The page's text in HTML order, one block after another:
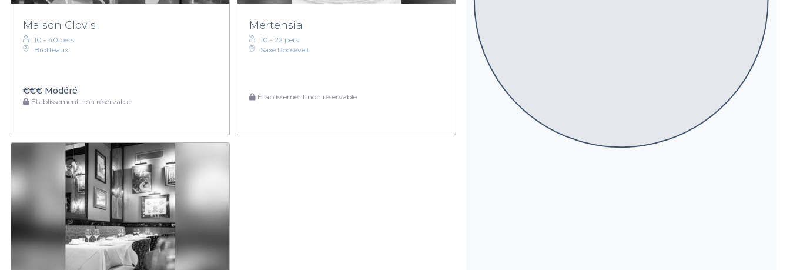
Maison Clovis
10 - 40 pers.
Brotteaux
€€€ Modéré
Établissement non réservable
Mertensia
10 - 22 pers.
Saxe Roosevelt
Établissement non réservable